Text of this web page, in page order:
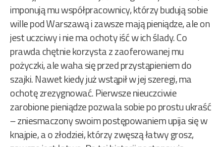
imponują mu współpracownicy, którzy budują sobie
wille pod Warszawą i zawsze mają pieniądze, ale on
jest uczciwy i nie ma ochoty iść w ich ślady. Co
prawda chętnie korzysta z zaoferowanej mu
pożyczki, ale waha się przed przystąpieniem do
szajki. Nawet kiedy już wstąpił w jej szeregi, ma
ochotę zrezygnować. Pierwsze nieuczciwie
zarobione pieniądze pozwala sobie po prostu ukraść
– zniesmaczony swoim postępowaniem upija się w
knajpie, a o złodziei, którzy zwęszą łatwy grosz,